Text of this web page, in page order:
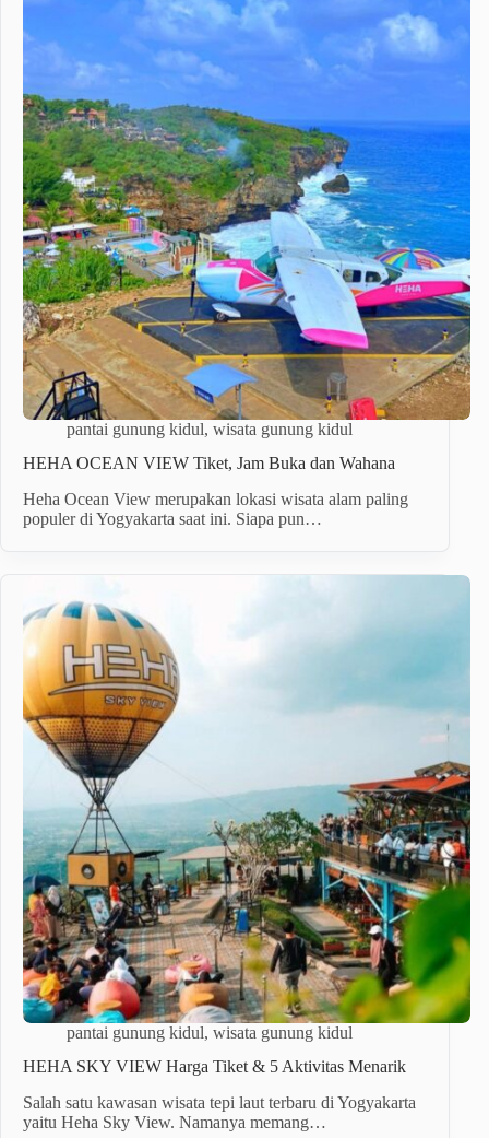
pantai gunung kidul, wisata gunung kidul
HEHA OCEAN VIEW Tiket, Jam Buka dan Wahana
Heha Ocean View merupakan lokasi wisata alam paling
populer di Yogyakarta saat ini. Siapa pun…
pantai gunung kidul, wisata gunung kidul
HEHA SKY VIEW Harga Tiket & 5 Aktivitas Menarik
Salah satu kawasan wisata tepi laut terbaru di Yogyakarta
yaitu Heha Sky View. Namanya memang…